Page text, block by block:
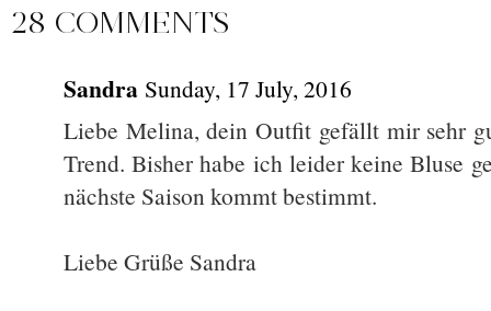
28 COMMENTS
Sandra Sunday, 17 July, 2016
Liebe Melina, dein Outfit gefällt mir sehr
Trend. Bisher habe ich leider keine Bluse
nächste Saison kommt bestimmt.
Liebe Grüße Sandra